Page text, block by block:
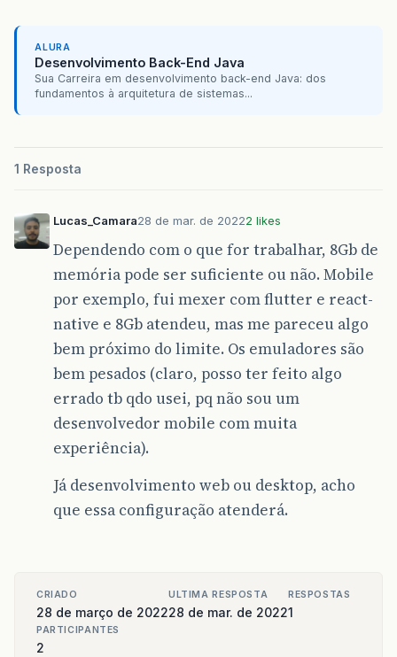
ALURA
Desenvolvimento Back-End Java
Sua Carreira em desenvolvimento back-end Java: dos
fundamentos à arquitetura de sistemas...
1 Resposta
Lucas_Camara28 de mar. de 20222 likes
Dependendo com o que for trabalhar, 8Gb de
memória pode ser suficiente ou não. Mobile
por exemplo, fui mexer com flutter e react-
native e 8Gb atendeu, mas me pareceu algo
bem próximo do limite. Os emuladores são
bem pesados (claro, posso ter feito algo
errado tb qdo usei, pq não sou um
desenvolvedor mobile com muita
experiência).
Já desenvolvimento web ou desktop, acho
que essa configuração atenderá.
CRIADO
28 de março de 2022
ULTIMA RESPOSTA
28 de mar. de 2022
RESPOSTAS
1
PARTICIPANTES
2